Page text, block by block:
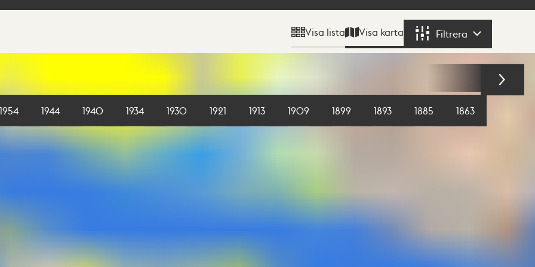
Visa lista Visa karta Filtrera
1954 1944 1940 1934 1930 1921 1913 1909 1899 1893 1885 1863